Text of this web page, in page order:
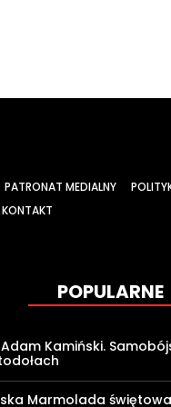
PATRONAT MEDIALNY
KONTAKT
POPULARNE
Adam Kamiński.
Marmolada